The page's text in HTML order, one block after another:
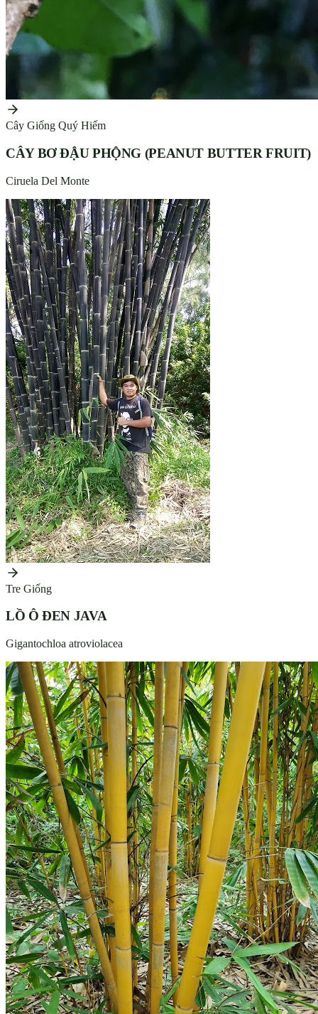
Cây Giống Quý Hiếm
CÂY BƠ ĐẬU PHỘNG (PEANUT BUTTER FRUIT)
Ciruela Del Monte
Tre Giống
LỒ Ô ĐEN JAVA
Gigantochloa atroviolacea